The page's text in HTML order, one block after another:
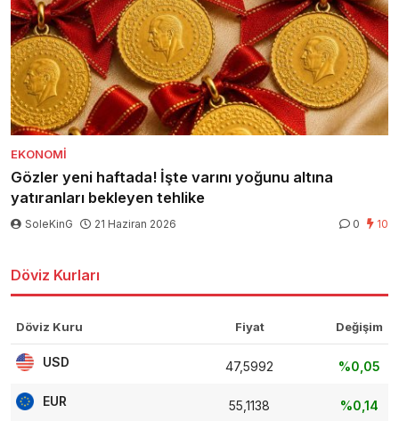
EKONOMI
Gözler yeni haftada! İşte varını yoğunu altına
yatıranları bekleyen tehlike
SoleKinG 21 Haziran 2026 0 10
Döviz Kurları
Döviz Kuru Fiyat Değişim
USD 47,5992 %0,05
EUR 55,1138 %0,14